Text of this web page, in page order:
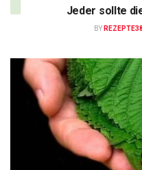
Jeder sollte
BY REZEPTE38